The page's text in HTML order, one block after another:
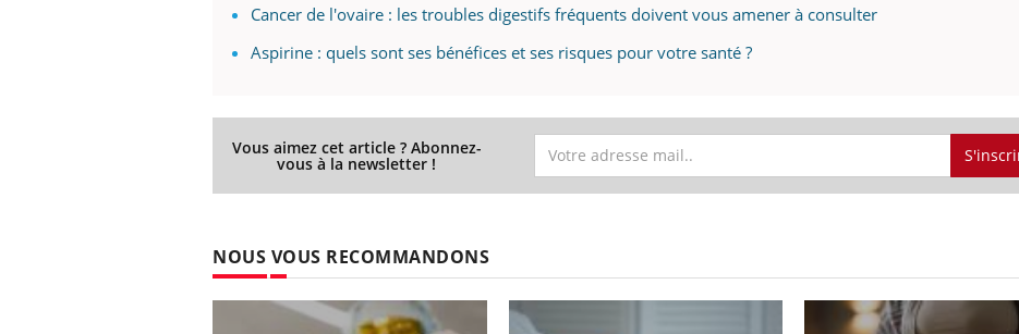
Cancer de l'ovaire : les troubles digestifs fréquents doivent vous amener à consulter
Aspirine : quels sont ses bénéfices et ses risques pour votre santé ?
Vous aimez cet article ? Abonnez-
vous à la newsletter !
NOUS VOUS RECOMMANDONS